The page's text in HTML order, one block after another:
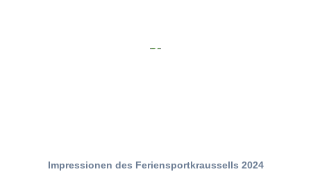
Impressionen des Feriensportkraussells 2024